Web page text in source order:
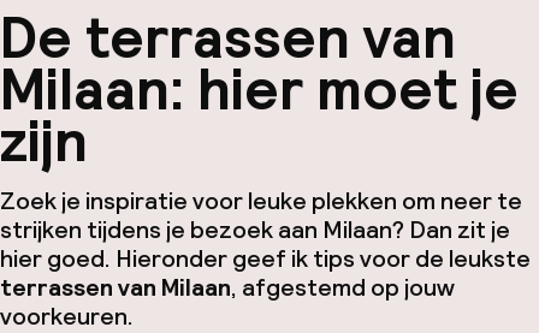
De terrassen van
Milaan: hier moet je
zijn
Zoek je inspiratie voor leuke plekken om neer te
strijken tijdens je bezoek aan Milaan? Dan zit je
hier goed. Hieronder geef ik tips voor de leukste
terrassen van Milaan, afgestemd op jouw
voorkeuren.